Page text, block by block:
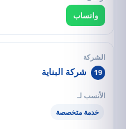
واتساب
19 شركة البناية
خدمة متخصصة